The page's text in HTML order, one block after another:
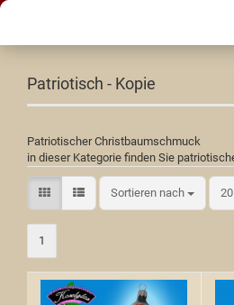
Patriotisch - Kopie
Patriotischer Christbaumschmuck
in dieser Kategorie finden Sie
Sortieren nach
1